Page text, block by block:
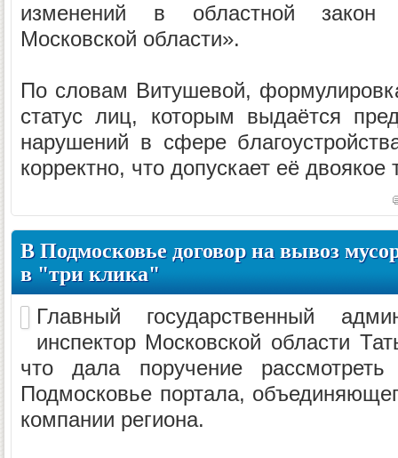
изменений в областной закон
Московской области».
По словам Витушевой,
статус лиц, которым выдаётся
нарушений в сфере
корректно, что допускает её двоякое
В Подмосковье договор на вывоз
в "три клика"
Главный государственный
инспектор Московской области
что дала поручение
Подмосковье портала,
компании региона.